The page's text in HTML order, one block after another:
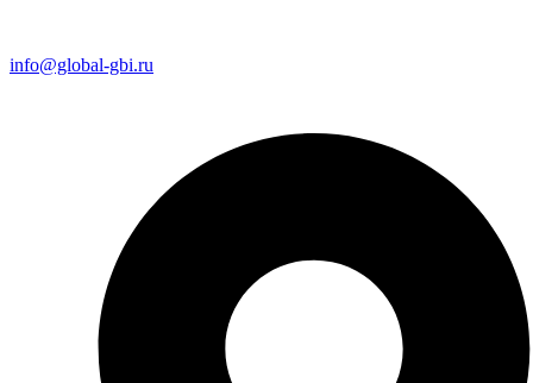
info@global-gbi.ru